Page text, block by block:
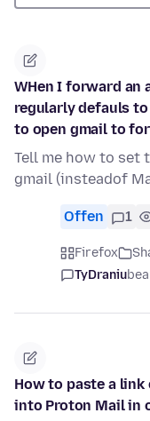
WHen I forward
regularly defauls
to open gmail to
Tell me how to set
gmail (insteadof
Offen 1
Firefox
TyDraniu
How to paste a link
into Proton Mail in